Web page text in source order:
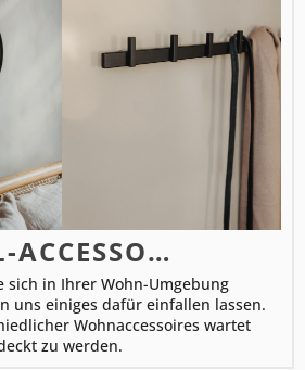
EDELSTAHL-ACCESSOIRES FÜR DEN WOHNBEREICH
sich in Ihrer Wohn-Umgebung
uns einiges dafür einfallen lassen.
Wohnaccessoires wartet
zu werden.